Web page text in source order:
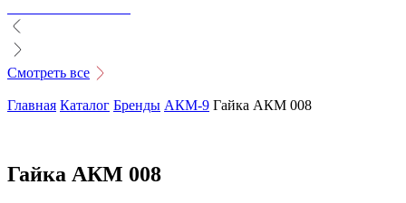
Смотреть все
Главная Каталог Бренды АКМ-9 Гайка АКМ 008
Гайка АКМ 008